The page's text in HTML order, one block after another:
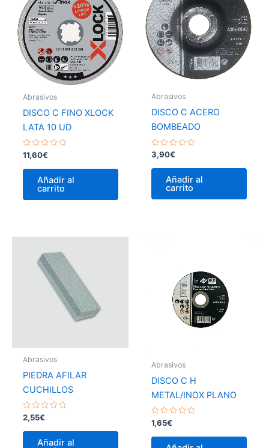
Abrasivos
DISCO C FINO XLOCK
LATA 10 UD
Valorado
con
0
11,60€
Añadir al
carrito
Abrasivos
DISCO C ACERO
BOMBEADO
Valorado
con
0
3,90€
Añadir al
carrito
Abrasivos
PIEDRA AFILAR
CUCHILLOS
Valorado
con
0
2,55€
Añadir al
Abrasivos
DISCO C H
METAL/INOX PLANO
Valorado
con
0
1,65€